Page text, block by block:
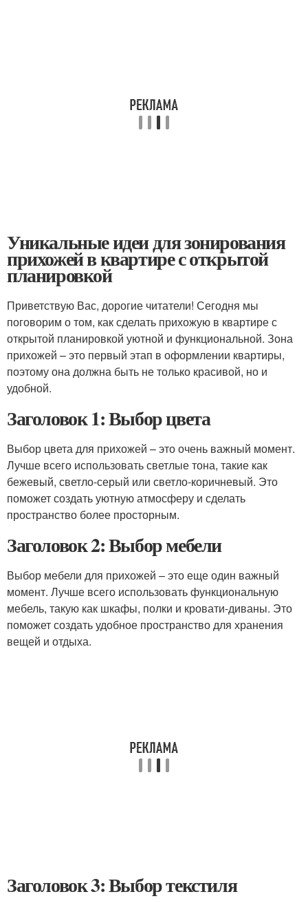
Уникальные идеи для зонирования
прихожей в квартире с открытой
планировкой
Приветствую Вас, дорогие читатели! Сегодня мы
поговорим о том, как сделать прихожую в квартире с
открытой планировкой уютной и функциональной. Зона
прихожей – это первый этап в оформлении квартиры,
поэтому она должна быть не только красивой, но и
удобной.
Заголовок 1: Выбор цвета
Выбор цвета для прихожей – это очень важный момент.
Лучше всего использовать светлые тона, такие как
бежевый, светло-серый или светло-коричневый. Это
поможет создать уютную атмосферу и сделать
пространство более просторным.
Заголовок 2: Выбор мебели
Выбор мебели для прихожей – это еще один важный
момент. Лучше всего использовать функциональную
мебель, такую как шкафы, полки и кровати-диваны. Это
поможет создать удобное пространство для хранения
вещей и отдыха.
Заголовок 3: Выбор текстиля